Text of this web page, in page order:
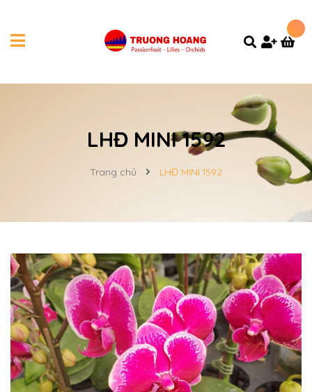
LHĐ MINI 1592
Trang chủ LHĐ MINI 1592